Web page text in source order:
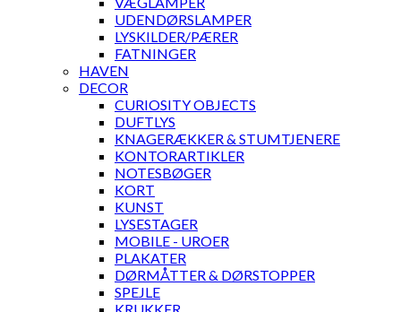
UDENDØRSLAMPER
LYSKILDER/PÆRER
FATNINGER
HAVEN
DECOR
CURIOSITY OBJECTS
DUFTLYS
KNAGERÆKKER & STUMTJENERE
KONTORARTIKLER
NOTESBØGER
KORT
KUNST
LYSESTAGER
MOBILE - UROER
PLAKATER
DØRMÅTTER & DØRSTOPPER
SPEJLE